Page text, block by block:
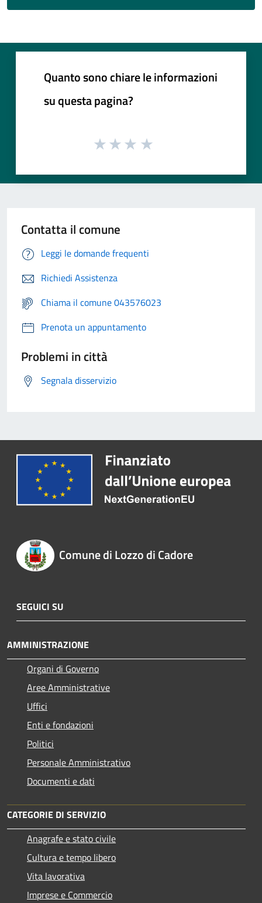
Quanto sono chiare le informazioni
su questa pagina?
Contatta il comune
Leggi le domande frequenti
Richiedi Assistenza
Chiama il comune 043576023
Prenota un appuntamento
Problemi in città
Segnala disservizio
Comune di Lozzo di Cadore
SEGUICI SU
AMMINISTRAZIONE
Organi di Governo
Aree Amministrative
Uffici
Enti e fondazioni
Politici
Personale Amministrativo
Documenti e dati
CATEGORIE DI SERVIZIO
Anagrafe e stato civile
Cultura e tempo libero
Vita lavorativa
Imprese e Commercio